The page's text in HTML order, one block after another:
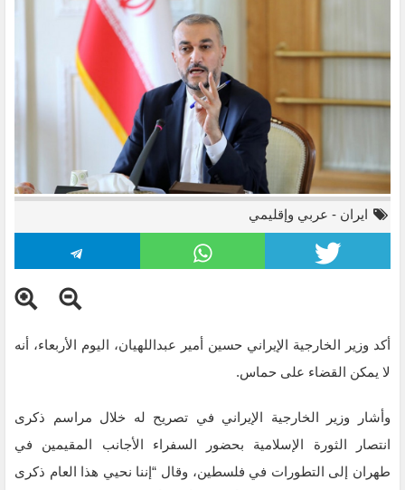
ايران - عربي وإقليمي
أكد وزير الخارجية الإيراني حسين أمير عبداللهيان، اليوم الأربعاء، أنه
لا يمكن القضاء على حماس.
وأشار وزير الخارجية الإيراني في تصريح له خلال مراسم ذكرى
انتصار الثورة الإسلامية بحضور السفراء الأجانب المقيمين في
طهران إلى التطورات في فلسطين، وقال “إننا نحيي هذا العام ذكرى